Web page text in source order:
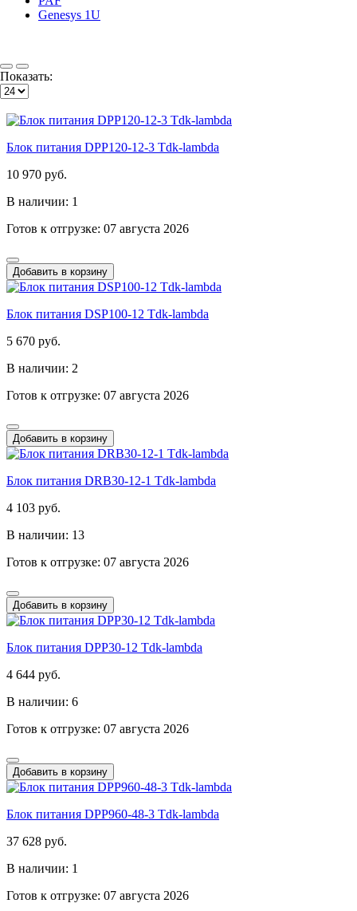
Genesys 1U
Показать:
Блок питания DPP120-12-3 Tdk-lambda
10 970 руб.
В наличии: 1
Готов к отгрузке: 07 августа 2026
Добавить в корзину
Блок питания DSP100-12 Tdk-lambda
5 670 руб.
В наличии: 2
Готов к отгрузке: 07 августа 2026
Добавить в корзину
Блок питания DRB30-12-1 Tdk-lambda
4 103 руб.
В наличии: 13
Готов к отгрузке: 07 августа 2026
Добавить в корзину
Блок питания DPP30-12 Tdk-lambda
4 644 руб.
В наличии: 6
Готов к отгрузке: 07 августа 2026
Добавить в корзину
Блок питания DPP960-48-3 Tdk-lambda
37 628 руб.
В наличии: 1
Готов к отгрузке: 07 августа 2026